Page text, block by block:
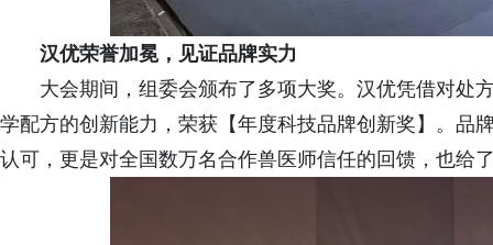
汉优荣誉加冕，见证品牌实力
大会期间，组委会颁布了多项大奖。汉优凭借对处
学配方的创新能力，荣获【年度科技品牌创新奖】。品
认可，更是对全国数万名合作兽医师信任的回馈，也给